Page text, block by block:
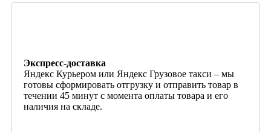
Экспресс-доставка
Яндекс Курьером или Яндекс Грузовое такси – мы
готовы сформировать отгрузку и отправить товар в
течении 45 минут с момента оплаты товара и его
наличия на складе.